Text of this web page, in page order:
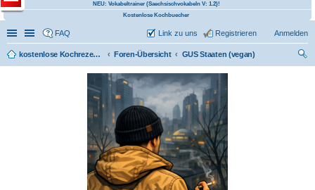
NEU: Vokabeltrainer (Saechsischvokabeln V: 1.2)!
Kostenlose Kochbuecher
Schnellzugriff
Linkliste
FAQ Anmelden
Registrieren
Link zu uns
kostenlose Kochrezepte und kostenlose Kochbücher Foren-Übersicht
GUS Staaten (vegan)